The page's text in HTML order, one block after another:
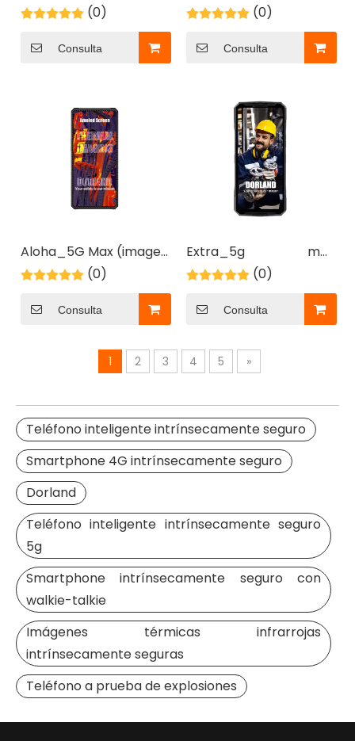
2026-06-08
Compare el código de barras con el RFID para el
2026-06-20
Cómo leer marcas Ex en teléfonos, tabletas y PDA intrínsecamente seguros
Aprenda a decodificar las marcas Ex para
(imagen térmica)
(0)
Consulta
(0)
Consulta
Aloha_5G Max (imagen
térmica)
(0)
Consulta
Extra_5g más
（nuevo） (0)
Consulta
1 2 3 4 5 »
Teléfono inteligente intrínsecamente seguro
Smartphone 4G intrínsecamente seguro
Dorland
Teléfono inteligente intrínsecamente seguro
5g
Smartphone intrínsecamente seguro con
walkie-talkie
Imágenes térmicas infrarrojas
intrínsecamente seguras
Teléfono a prueba de explosiones